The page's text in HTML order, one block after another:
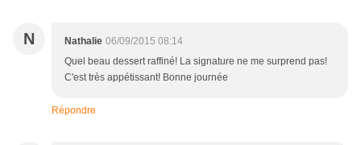
N Nathalie 06/09/2015 08:14
Quel beau dessert raffiné! La signature ne me surprend pas!
C'est très appétissant! Bonne journée
Répondre